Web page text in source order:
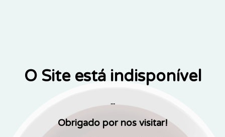
O Site está indisponível
...
Obrigado por nos visitar!